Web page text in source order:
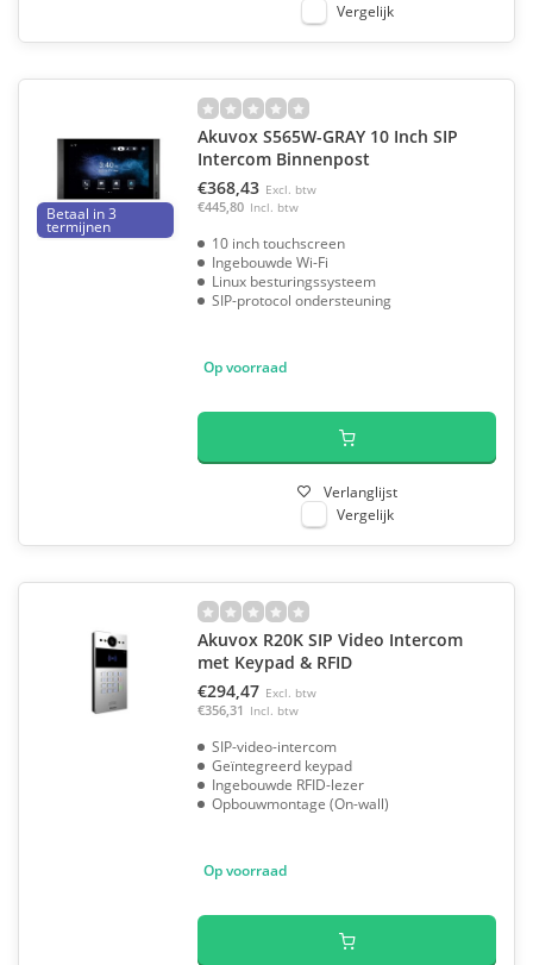
Vergelijk
Betaal in 3
termijnen
Akuvox S565W-GRAY 10 Inch SIP
Intercom Binnenpost
€368,43 Excl. btw
€445,80 Incl. btw
10 inch touchscreen
Ingebouwde Wi-Fi
Linux besturingssysteem
SIP-protocol ondersteuning
Op voorraad
Verlanglijst
Vergelijk
Akuvox R20K SIP Video Intercom
met Keypad & RFID
€294,47 Excl. btw
€356,31 Incl. btw
SIP-video-intercom
Geïntegreerd keypad
Ingebouwde RFID-lezer
Opbouwmontage (On-wall)
Op voorraad